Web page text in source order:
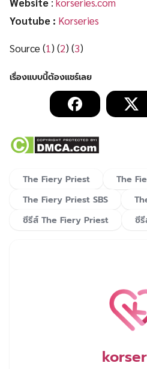
Youtube : Korseries
Source (1) (2) (3)
The Fiery Priest
The
The Fiery Priest SBS
ซีรีส์ The Fiery Priest
ซี